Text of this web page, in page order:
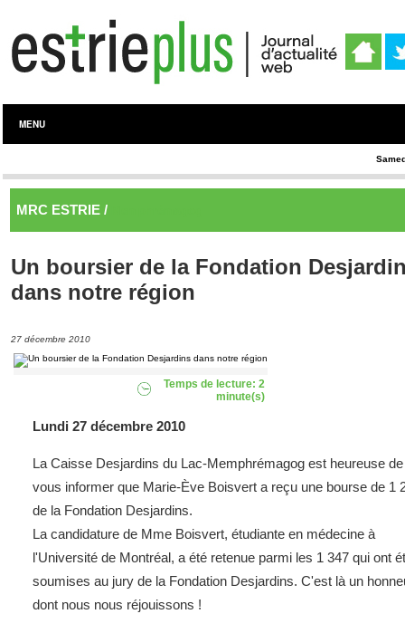
MENU
MRC ESTRIE /
Un boursier de la Fondation
dans notre région
27 décembre 2010
Temps de lecture: 2
minute(s)
Lundi 27 décembre 2010
La Caisse Desjardins du Lac-Memphrémagog est heureuse de
vous informer que Marie-Ève Boisvert a reçu une bourse de 1
de la Fondation Desjardins.
La candidature de Mme Boisvert, étudiante en médecine à
l'Université de Montréal, a été retenue parmi les 1 347 qui ont
soumises au jury de la Fondation Desjardins. C'est là un
dont nous nous réjouissons !